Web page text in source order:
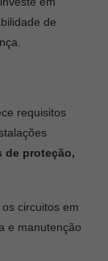
de
requisitos
proteção,
circuitos em
e manutenção